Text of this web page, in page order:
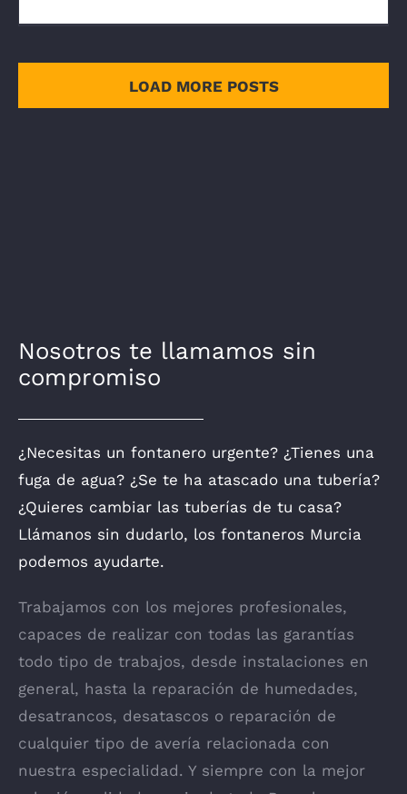
LOAD MORE POSTS
Nosotros te llamamos sin
compromiso
¿Necesitas un fontanero urgente? ¿Tienes una
fuga de agua? ¿Se te ha atascado una tubería?
¿Quieres cambiar las tuberías de tu casa?
Llámanos sin dudarlo, los fontaneros Murcia
podemos ayudarte.
Trabajamos con los mejores profesionales,
capaces de realizar con todas las garantías
todo tipo de trabajos, desde instalaciones en
general, hasta la reparación de humedades,
desatrancos, desatascos o reparación de
cualquier tipo de avería relacionada con
nuestra especialidad. Y siempre con la mejor